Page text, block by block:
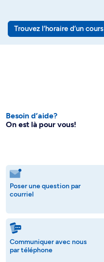
Trouvez l’horaire d’un cours
Besoin d’aide?
On est là pour vous!
Poser une question par
courriel
Communiquer avec nous
par téléphone